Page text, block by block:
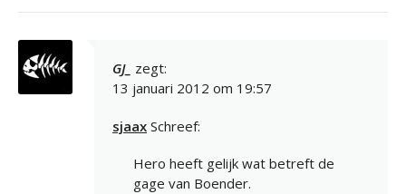
GJ_ zegt:
13 januari 2012 om 19:57
sjaax Schreef:
Hero heeft gelijk wat betreft de
gage van Boender.